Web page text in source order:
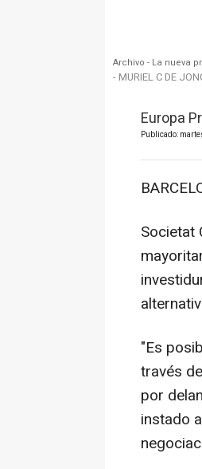
Archivo - La nueva
- MURIEL C DE
Europa
Publicado:
Societat
"Es
través
por
instado